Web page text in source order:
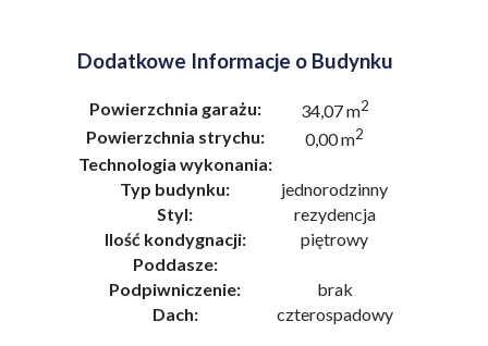
Dodatkowe Informacje o Budynku
Powierzchnia garażu: 34,07 m2
Powierzchnia strychu: 0,00 m2
Technologia wykonania:
Typ budynku:
jednorodzinny
Styl:
rezydencja
Ilość kondygnacji:
piętrowy
Poddasze:
Podpiwniczenie:
brak
Dach:
czterospadowy